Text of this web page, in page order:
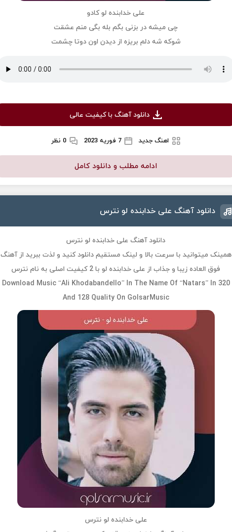
علی خدابنده لو کادو
چی میشه در بزنی بگم بله بگی منم عشقت
شوکه شه دلم بریزه از دیدن اون دوتا چشمت
دانلود آهنگ با کیفیت عالی
اهنگ جدید 7 فوریه 2023 0 نظر
ادامه مطلب و دانلود کامل
دانلود آهنگ علی خدابنده لو نترس
دانلود آهنگ علی خدابنده لو نترس
همینک میتوانید با سرعت بالا و لینک مستقیم دانلود کنید و لذت ببرید از آهنگ
فوق العاده زیبا و جذاب از علی خدابنده لو با 2 کیفیت اصلی به نام نترس
Download Music “Ali Khodabandello” In The Name Of “Natars” In 320
And 128 Quality On GolsarMusic
علی خدابنده لو نترس